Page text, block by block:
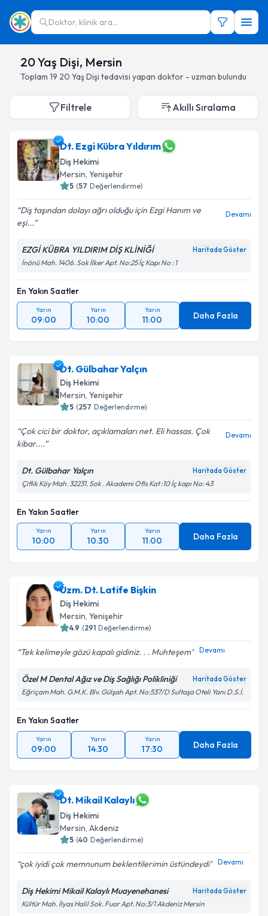
Doktor, klinik ara...
20 Yaş Dişi, Mersin
Toplam 19 20 Yaş Dişi tedavisi yapan doktor - uzman bulundu
Filtrele Akıllı Sıralama
Dt. Ezgi Kübra Yıldırım
Diş Hekimi
Mersin, Yenişehir
5 (57 Değerlendirme)
Diş taşından dolayı ağrı olduğu için Ezgi Hanım ve
eşi...
Devamı
EZGİ KÜBRA YILDIRIM DİŞ KLİNİĞİ Haritada Göster
İnönü Mah. 1406. Sok İlker Apt. No:25 İç Kapı No : 1
En Yakın Saatler
Yarın
09:00
Yarın
10:00
Yarın
11:00 Daha Fazla
Dt. Gülbahar Yalçın
Diş Hekimi
Mersin, Yenişehir
5 (257 Değerlendirme)
Çok cici bir doktor, açıklamaları net. Eli hassas. Çok
kibar....
Devamı
Dt. Gülbahar Yalçın Haritada Göster
Çiflik Köy Mah. 32231. Sok . Akademi Ofis Kat :10 İç kapı No: 43
En Yakın Saatler
Yarın
10:00
Yarın
10:30
Yarın
11:00 Daha Fazla
Uzm. Dt. Latife Bişkin
Diş Hekimi
Mersin, Yenişehir
4.9 (291 Değerlendirme)
Tek kelimeyle gözü kapalı gidiniz. . . Muhteşem Devamı
Özel M Dental Ağız ve Diş Sağlığı Polikliniği Haritada Göster
Eğriçam Mah. G.M.K. Blv. Gülşah Apt. No:537/D Sultaşa Oteli Yanı D.S.İ.
En Yakın Saatler
Yarın
09:00
Yarın
14:30
Yarın
17:30 Daha Fazla
Dt. Mikail Kalaylı
Diş Hekimi
Mersin, Akdeniz
5 (40 Değerlendirme)
çok iyidi çok memnunum beklentilerimin üstündeydi Devamı
Diş Hekimi Mikail Kalaylı Muayenehanesi Haritada Göster
Kültür Mah. İlyas Halil Sok. Fuar Apt. No:3/1 Akdeniz Mersin